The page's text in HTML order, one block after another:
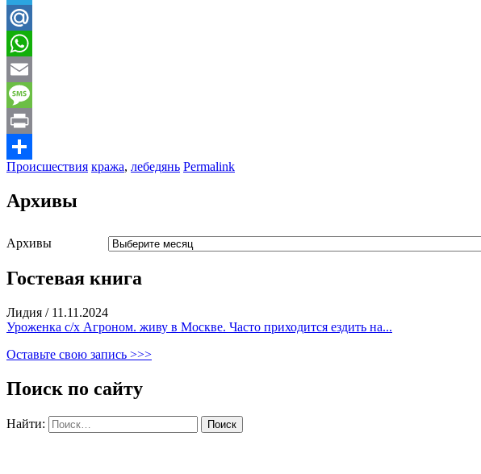
Telegram
Mail.Ru
WhatsApp
Email
Message
Print
Отправить
Происшествия кража, лебедянь Permalink
Архивы
Архивы
Гостевая книга
Лидия / 11.11.2024
Уроженка с/х Агроном. живу в Москве. Часто приходится ездить на...
Оставьте свою запись >>>
Поиск по сайту
Найти: